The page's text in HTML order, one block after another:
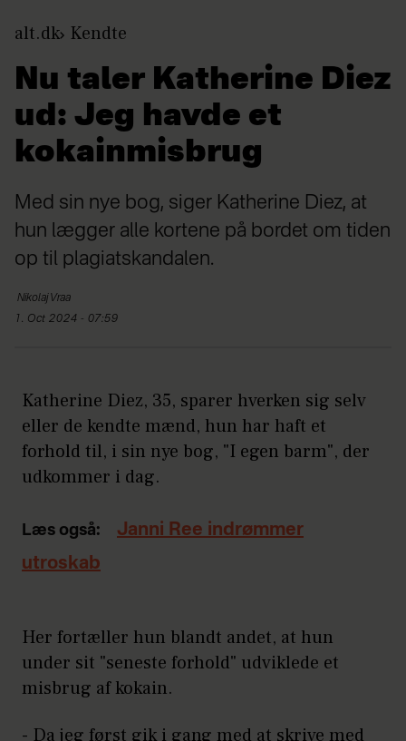
alt.dk Kendte
Nu taler Katherine Diez
ud: Jeg havde et
kokainmisbrug
Med sin nye bog, siger Katherine Diez, at
hun lægger alle kortene på bordet om tiden
op til plagiatskandalen.
Nikolaj Vraa
1. Oct 2024 - 07:59
Katherine Diez, 35, sparer hverken sig selv
eller de kendte mænd, hun har haft et
forhold til, i sin nye bog, "I egen barm", der
udkommer i dag.
Læs også:
Janni Ree indrømmer
utroskab
Her fortæller hun blandt andet, at hun
under sit "seneste forhold" udviklede et
misbrug af kokain.
- Da jeg først gik i gang med at skrive med